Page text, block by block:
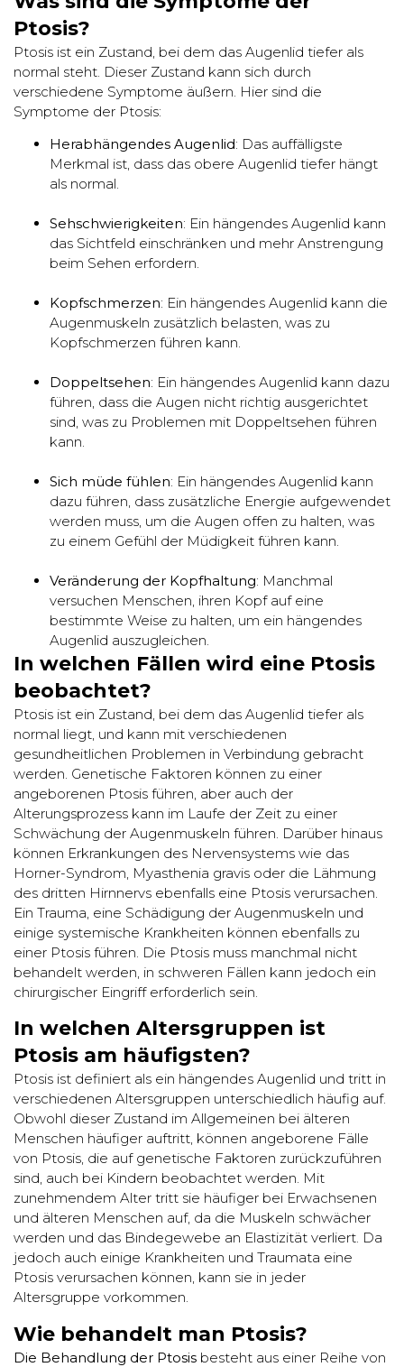
Ptosis?
Ptosis ist ein Zustand, bei dem das Augenlid tiefer als
normal steht. Dieser Zustand kann sich durch
verschiedene Symptome äußern. Hier sind die
Symptome der Ptosis:
Herabhängendes Augenlid: Das auffälligste
Merkmal ist, dass das obere Augenlid tiefer hängt
als normal.
Sehschwierigkeiten: Ein hängendes Augenlid kann
das Sichtfeld einschränken und mehr Anstrengung
beim Sehen erfordern.
Kopfschmerzen: Ein hängendes Augenlid kann die
Augenmuskeln zusätzlich belasten, was zu
Kopfschmerzen führen kann.
Doppeltsehen: Ein hängendes Augenlid kann dazu
führen, dass die Augen nicht richtig ausgerichtet
sind, was zu Problemen mit Doppeltsehen führen
kann.
Sich müde fühlen: Ein hängendes Augenlid kann
dazu führen, dass zusätzliche Energie aufgewendet
werden muss, um die Augen offen zu halten, was
zu einem Gefühl der Müdigkeit führen kann.
Veränderung der Kopfhaltung: Manchmal
versuchen Menschen, ihren Kopf auf eine
bestimmte Weise zu halten, um ein hängendes
Augenlid auszugleichen.
In welchen Fällen wird eine Ptosis
beobachtet?
Ptosis ist ein Zustand, bei dem das Augenlid tiefer als
normal liegt, und kann mit verschiedenen
gesundheitlichen Problemen in Verbindung gebracht
werden. Genetische Faktoren können zu einer
angeborenen Ptosis führen, aber auch der
Alterungsprozess kann im Laufe der Zeit zu einer
Schwächung der Augenmuskeln führen. Darüber hinaus
können Erkrankungen des Nervensystems wie das
Horner-Syndrom, Myasthenia gravis oder die Lähmung
des dritten Hirnnervs ebenfalls eine Ptosis verursachen.
Ein Trauma, eine Schädigung der Augenmuskeln und
einige systemische Krankheiten können ebenfalls zu
einer Ptosis führen. Die Ptosis muss manchmal nicht
behandelt werden, in schweren Fällen kann jedoch ein
chirurgischer Eingriff erforderlich sein.
In welchen Altersgruppen ist
Ptosis am häufigsten?
Ptosis ist definiert als ein hängendes Augenlid und tritt in
verschiedenen Altersgruppen unterschiedlich häufig auf.
Obwohl dieser Zustand im Allgemeinen bei älteren
Menschen häufiger auftritt, können angeborene Fälle
von Ptosis, die auf genetische Faktoren zurückzuführen
sind, auch bei Kindern beobachtet werden. Mit
zunehmendem Alter tritt sie häufiger bei Erwachsenen
und älteren Menschen auf, da die Muskeln schwächer
werden und das Bindegewebe an Elastizität verliert. Da
jedoch auch einige Krankheiten und Traumata eine
Ptosis verursachen können, kann sie in jeder
Altersgruppe vorkommen.
Wie behandelt man Ptosis?
Die Behandlung der Ptosis besteht aus einer Reihe von